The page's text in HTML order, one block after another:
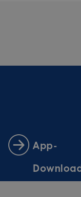
App-